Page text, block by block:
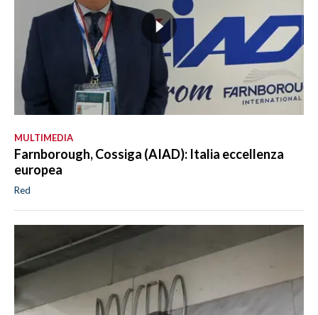
MULTIMEDIA
Farnborough, Cossiga (AIAD): Italia eccellenza
europea
Red